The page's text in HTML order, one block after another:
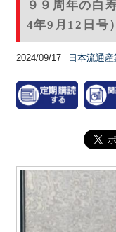
９９周年の白
4年9月12日号）
2024/09/17 日本流通